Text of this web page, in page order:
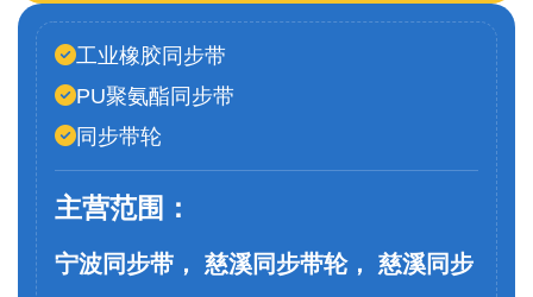
工业橡胶同步带
PU聚氨酯同步带
同步带轮
主营范围：
宁波同步带， 慈溪同步带轮， 慈溪同步